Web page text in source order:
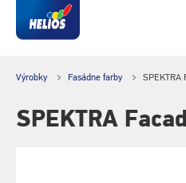
Výrobky Fasádne farby SPEKTRA
SPEKTRA